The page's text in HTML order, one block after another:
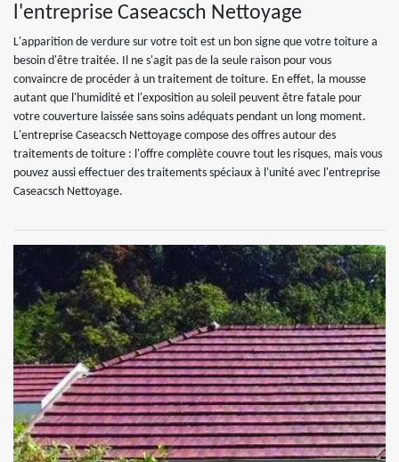
l'entreprise Caseacsch Nettoyage
L'apparition de verdure sur votre toit est un bon signe que votre toiture a
besoin d'être traitée. Il ne s'agit pas de la seule raison pour vous
convaincre de procéder à un traitement de toiture. En effet, la mousse
autant que l'humidité et l'exposition au soleil peuvent être fatale pour
votre couverture laissée sans soins adéquats pendant un long moment.
L'entreprise Caseacsch Nettoyage compose des offres autour des
traitements de toiture : l'offre complète couvre tout les risques, mais vous
pouvez aussi effectuer des traitements spéciaux à l'unité avec l'entreprise
Caseacsch Nettoyage.